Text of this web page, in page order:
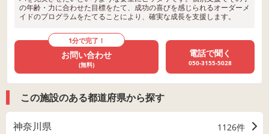
の年齢・力に合わせた目標をたて、成功の喜びを感じられるオーダーメ
イドのプログラムをたてることにより、確実な成長を支援します。
1分で完了！
お問い合わせ
(無料)
電話で聞く
050-3155-5028
この施設のある都道府県から探す
神奈川県 1126件